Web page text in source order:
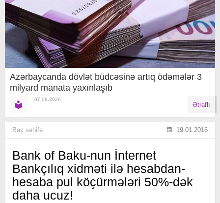
Azərbaycanda dövlət büdcəsinə artıq ödəmələr 3
milyard manata yaxınlaşıb
07.08.2026
Ətraflı
Baş səhifə 19.01.2016
Bank of Baku-nun İnternet
Bankçılıq xidməti ilə hesabdan-
hesaba pul köçürmələri 50%-dək
daha ucuz!